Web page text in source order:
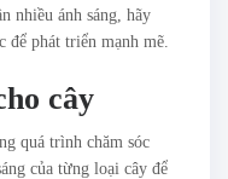
nhiều ánh sáng, hãy
phát triển mạnh mẽ.
cây
quá trình chăm sóc
của từng loại cây để